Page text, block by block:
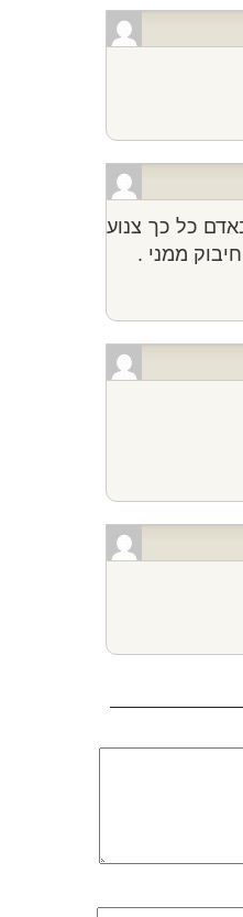
כל כך צנוע
ממני .